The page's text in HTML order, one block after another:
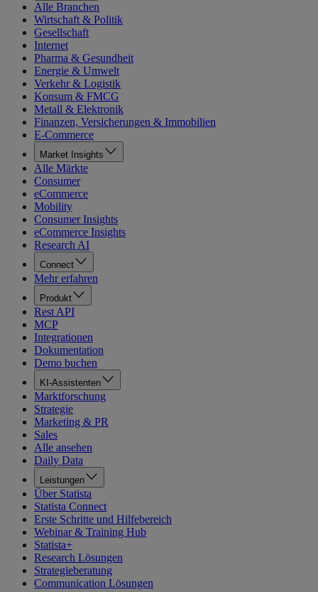
Alle Branchen
Wirtschaft & Politik
Gesellschaft
Internet
Pharma & Gesundheit
Energie & Umwelt
Verkehr & Logistik
Konsum & FMCG
Metall & Elektronik
Finanzen, Versicherungen & Immobilien
E-Commerce
Market Insights
Alle Märkte
Consumer
eCommerce
Mobility
Consumer Insights
eCommerce Insights
Research AI
Connect
Mehr erfahren
Produkt
Rest API
MCP
Integrationen
Dokumentation
Demo buchen
KI-Assistenten
Marktforschung
Strategie
Marketing & PR
Sales
Alle ansehen
Daily Data
Leistungen
Über Statista
Statista Connect
Erste Schritte und Hilfebereich
Webinar & Training Hub
Statista+
Research Lösungen
Strategieberatung
Communication Lösungen